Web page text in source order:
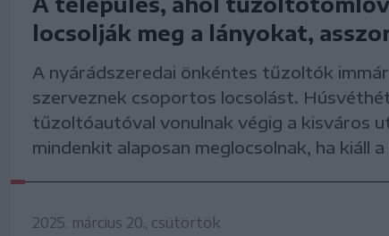
locsolják meg a lányokat,
A nyárádszeredai önkéntes tűzoltók
szerveznek csoportos locsolást.
tűzoltóautóval vonulnak végig a kisváros
mindenkit alaposan meglocsolnak, ha kiáll a
2025. március 20., csütörtök